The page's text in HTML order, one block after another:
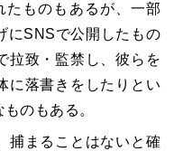
たものもあるが、一部
にSNSで公開したもの
拉致・監禁し、彼らを
に落書きをしたりとい
のもある。
捕まることはないと確